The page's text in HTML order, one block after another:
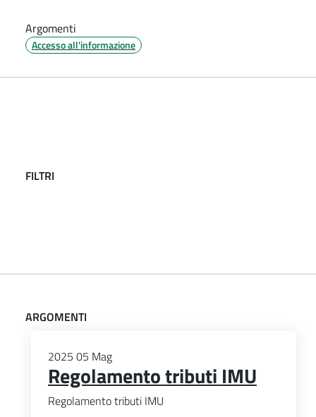
Argomenti
Accesso all'informazione
FILTRI
ARGOMENTI
2025 05 Mag
Regolamento tributi IMU
Regolamento tributi IMU